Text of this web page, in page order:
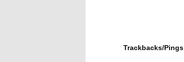
Trackbacks/Pings